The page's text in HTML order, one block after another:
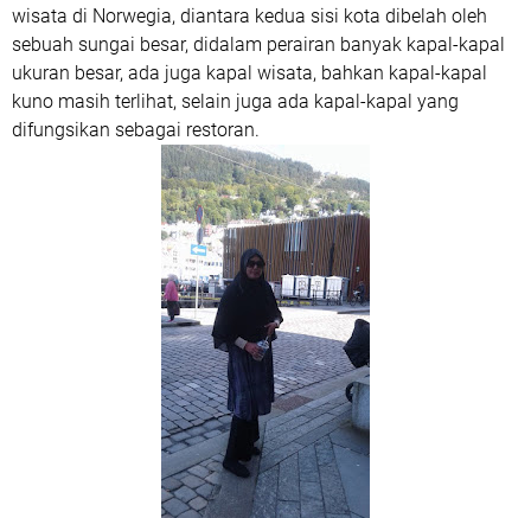
wisata di Norwegia, diantara kedua sisi kota dibelah oleh
sebuah sungai besar, didalam perairan banyak kapal-kapal
ukuran besar, ada juga kapal wisata, bahkan kapal-kapal
kuno masih terlihat, selain juga ada kapal-kapal yang
difungsikan sebagai restoran.